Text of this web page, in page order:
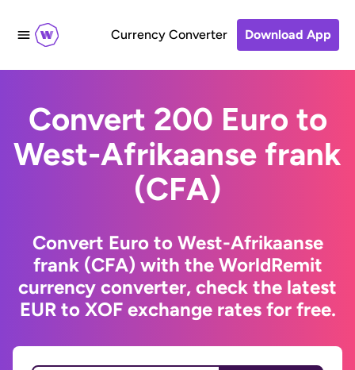
Currency Converter Download App
Convert 200 Euro to
West-Afrikaanse frank
(CFA)
Convert Euro to West-Afrikaanse
frank (CFA) with the WorldRemit
currency converter, check the latest
EUR to XOF exchange rates for free.